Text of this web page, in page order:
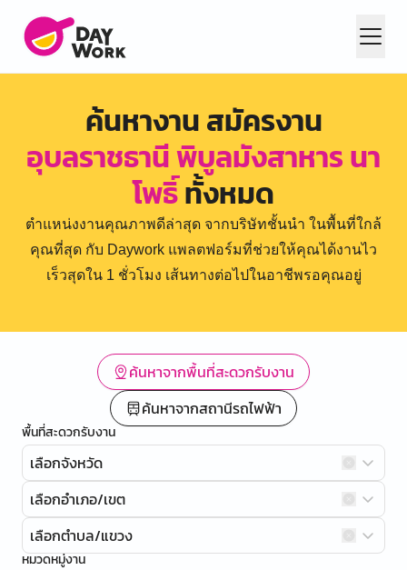
ค้นหางาน สมัครงาน
อุบลราชธานี พิบูลมังสาหาร นา
โพธิ์ทั้งหมด
ตำแหน่งงานคุณภาพดีล่าสุด จากบริษัทชั้นนำ ในพื้นที่ใกล้
คุณที่สุด กับ Daywork แพลตฟอร์มที่ช่วยให้คุณได้งานไว
เร็วสุดใน 1 ชั่วโมง เส้นทางต่อไปในอาชีพรอคุณอยู่
ค้นหาจากพื้นที่สะดวกรับงาน
ค้นหาจากสถานีรถไฟฟ้า
พื้นที่สะดวกรับงาน
เลือกจังหวัด
เลือกอำเภอ/เขต
เลือกตำบล/แขวง
หมวดหมู่งาน